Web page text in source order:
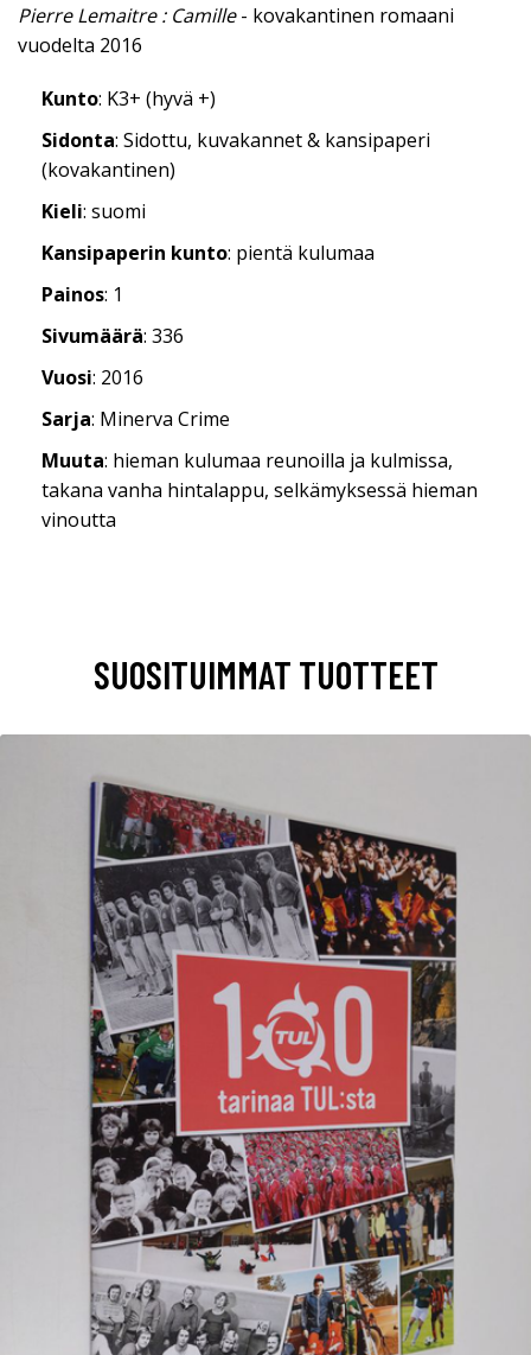
Pierre Lemaitre : Camille- kovakantinen romaani
vuodelta 2016
Kunto: K3+ (hyvä +)
Sidonta: Sidottu, kuvakannet & kansipaperi
(kovakantinen)
Kieli: suomi
Kansipaperin kunto: pientä kulumaa
Painos: 1
Sivumäärä: 336
Vuosi: 2016
Sarja: Minerva Crime
Muuta: hieman kulumaa reunoilla ja kulmissa,
takana vanha hintalappu, selkämyksessä hieman
vinoutta
SUOSITUIMMAT TUOTTEET